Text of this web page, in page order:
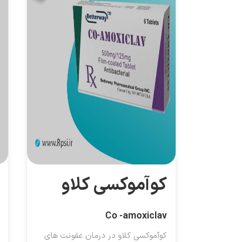
کوآموکسی کلاو
Co -amoxiclav
کوآموکسی کلاو در درمان عفونت های